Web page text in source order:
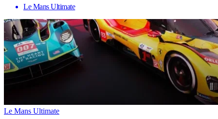
Le Mans Ultimate
Le Mans Ultimate